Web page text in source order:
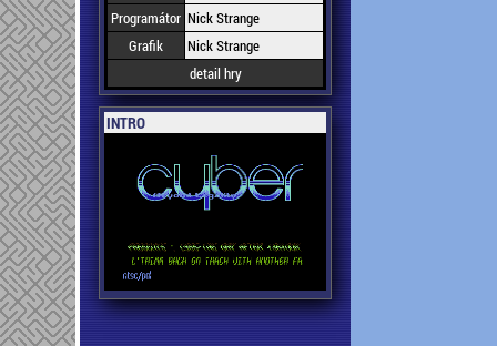
Programátor Nick Strange
Grafik
Nick Strange
detail hry
INTRO